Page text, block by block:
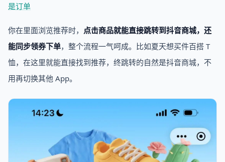
是订单
你在里面浏览推荐时， 点击商品就能直接跳转到抖音商城，还
能同步领券下单，整个流程一气呵成。比如夏天想买件百搭 T
恤，在这里就能直接找到推荐，终跳转的自然是抖音商城，不
用再切换其他 App。